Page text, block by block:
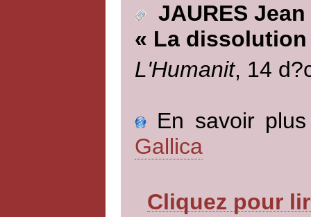
JAURES Jean
« La
L'Humanit, 14
En savoir
Gallica
Cliquez pour